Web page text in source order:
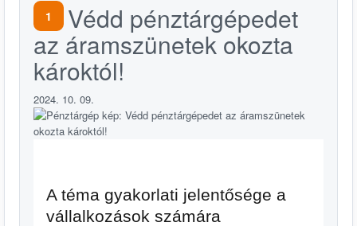
1 Védd pénztárgépedet
az áramszünetek okozta
károktól!
2024. 10. 09.
A téma gyakorlati jelentősége a
vállalkozások számára